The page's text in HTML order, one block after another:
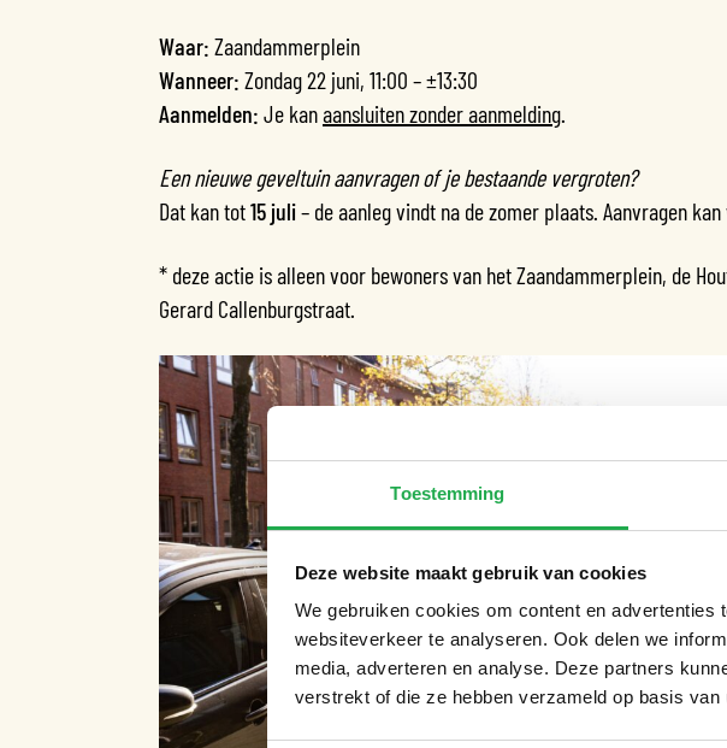
Toestemming
Deze website maakt gebruik van cookies
We gebruiken cookies om content en
websiteverkeer te analyseren. Ook delen we
media, adverteren en analyse. Deze partners
verstrekt of die ze hebben verzameld op basis
Waar: Zaandammerplein
Wanneer: Zondag 22 juni, 11:00 – ±13:30
Aanmelden: Je kanaansluiten zonder aanmelding.
Een nieuwe geveltuin aanvragen of je bestaande vergroten?
Dat kan tot15 juli– de aanleg vindt na de zomer plaats. Aanvragen
* deze actie is alleen voor bewoners van het Zaandammerplein, de
Gerard Callenburgstraat.